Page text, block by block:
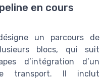
en cours
un parcours de
blocs, qui suit
d’intégration d’un
transport. Il inclut